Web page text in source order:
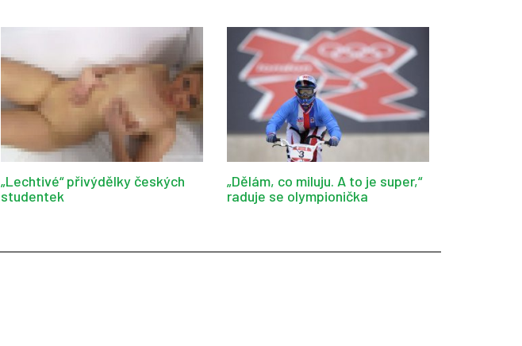
„Lechtivé“ přivýdělky českých
studentek
„Dělám, co miluju. A to je super,“
raduje se olympionička